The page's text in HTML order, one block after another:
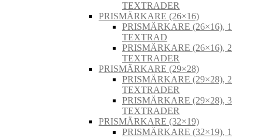
TEXTRADER
PRISMÄRKARE (26×16)
PRISMÄRKARE (26×16), 1
TEXTRAD
PRISMÄRKARE (26×16), 2
TEXTRADER
PRISMÄRKARE (29×28)
PRISMÄRKARE (29×28), 2
TEXTRADER
PRISMÄRKARE (29×28), 3
TEXTRADER
PRISMÄRKARE (32×19)
PRISMÄRKARE (32×19), 1